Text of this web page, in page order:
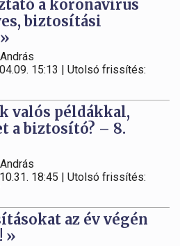
a koronavírus
biztosítási
15:13 | Utolsó frissítés:
valós példákkal,
a biztosító? – 8.
18:45 | Utolsó frissítés:
az év végén
»